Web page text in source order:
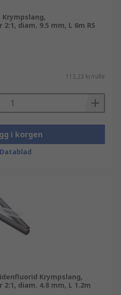
Krympslang,
diam. 9.5 mm, L 6m RS
113,23 kr/rulle
i korgen
Datablad
Krympslang,
diam. 4.8 mm, L 1.2m